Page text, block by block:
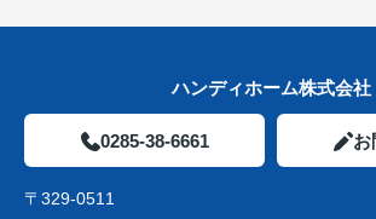
ハンディホーム株式会社
0285-38-6661 お
〒329-0511